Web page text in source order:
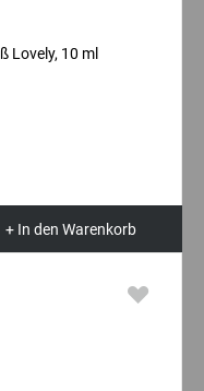
Lovely, 10 ml
+ In den Warenkorb